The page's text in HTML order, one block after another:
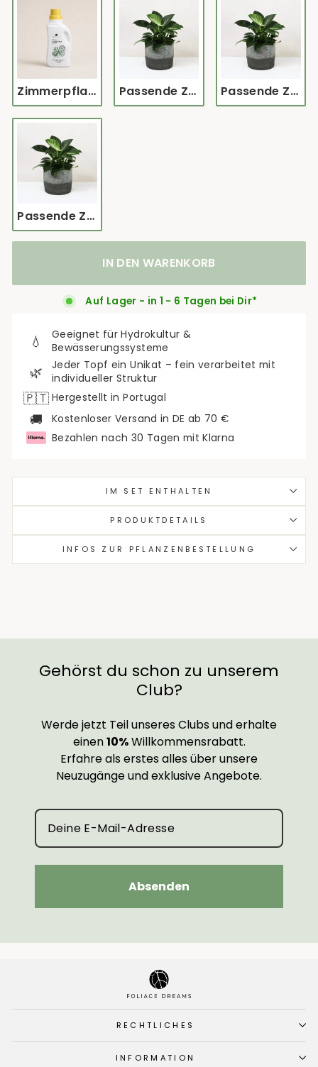
Zimmerpflanzen Dünger 0,5l Passende Zimmerpflanze für Calma Übertopf - Philodendron, Zamioculcas, Aglaonema, Alocasia oder ähnliches Passende Zimmerpflanze für Calma Übertopf - Philodendron, Zamioculcas, Aglaonema, Alocasia oder ähnliches
Passende Zimmerpflanze für Calma Übertopf - Philodendron, Zamioculcas, Aglaonema, Alocasia oder ähnliches
IN DEN WARENKORB
Auf Lager - in 1 - 6 Tagen bei Dir*
💧
Geeignet für Hydrokultur &
Bewässerungssysteme
🌿
Jeder Topf ein Unikat – fein verarbeitet mit
individueller Struktur
🇵🇹 Hergestellt in Portugal
🚚
Kostenloser Versand in DE ab 70 €
Bezahlen nach 30 Tagen mit Klarna
IM SET ENTHALTEN
PRODUKTDETAILS
INFOS ZUR PFLANZENBESTELLUNG
Gehörst du schon zu unserem
Club?
Werde jetzt Teil unseres Clubs und erhalte
einen10%Willkommensrabatt.
Erfahre als erstes alles über unsere
Neuzugänge und exklusive Angebote.
Absenden
RECHTLICHES
INFORMATION